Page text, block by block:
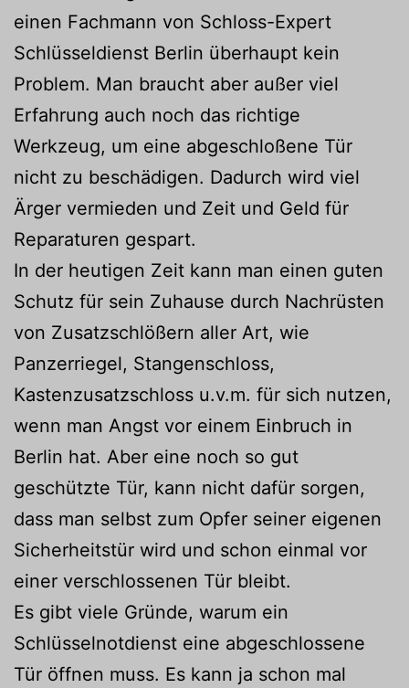
einen Fachmann von Schloss-Expert
Schlüsseldienst Berlin überhaupt kein
Problem. Man braucht aber außer viel
Erfahrung auch noch das richtige
Werkzeug, um eine abgeschloßene Tür
nicht zu beschädigen. Dadurch wird viel
Ärger vermieden und Zeit und Geld für
Reparaturen gespart.
In der heutigen Zeit kann man einen guten
Schutz für sein Zuhause durch Nachrüsten
von Zusatzschlößern aller Art, wie
Panzerriegel, Stangenschloss,
Kastenzusatzschloss u.v.m. für sich nutzen,
wenn man Angst vor einem Einbruch in
Berlin hat. Aber eine noch so gut
geschützte Tür, kann nicht dafür sorgen,
dass man selbst zum Opfer seiner eigenen
Sicherheitstür wird und schon einmal vor
einer verschlossenen Tür bleibt.
Es gibt viele Gründe, warum ein
Schlüsselnotdienst eine abgeschlossene
Tür öffnen muss. Es kann ja schon mal